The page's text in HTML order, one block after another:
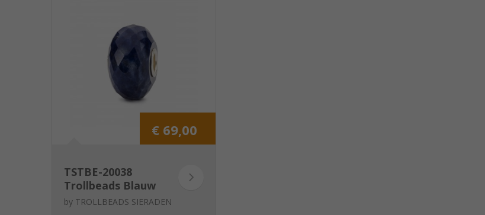
€ 69,00
TSTBE-20038
Trollbeads Blauw
Sodaliet
by TROLLBEADS SIERADEN